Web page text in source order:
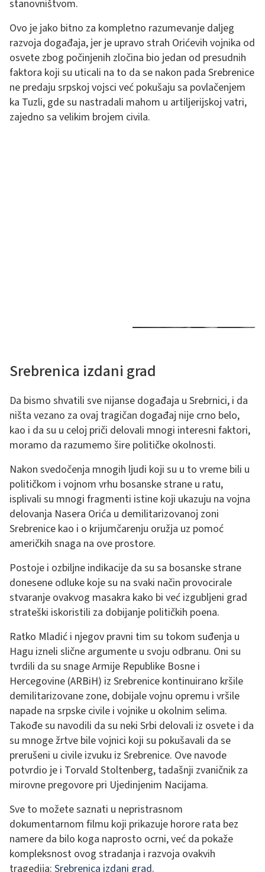
stanovništvom.
Ovo je jako bitno za kompletno razumevanje daljeg
razvoja događaja, jer je upravo strah Orićevih vojnika od
osvete zbog počinjenih zločina bio jedan od presudnih
faktora koji su uticali na to da se nakon pada Srebrenice
ne predaju srpskoj vojsci već pokušaju sa povlačenjem
ka Tuzli, gde su nastradali mahom u artiljerijskoj vatri,
zajedno sa velikim brojem civila.
Srebrenica izdani grad
Da bismo shvatili sve nijanse događaja u Srebrnici, i da
ništa vezano za ovaj tragičan događaj nije crno belo,
kao i da su u celoj priči delovali mnogi interesni faktori,
moramo da razumemo šire političke okolnosti.
Nakon svedočenja mnogih ljudi koji su u to vreme bili u
političkom i vojnom vrhu bosanske strane u ratu,
isplivali su mnogi fragmenti istine koji ukazuju na vojna
delovanja Nasera Orića u demilitarizovanoj zoni
Srebrenice kao i o krijumčarenju oružja uz pomoć
američkih snaga na ove prostore.
Postoje i ozbiljne indikacije da su sa bosanske strane
donesene odluke koje su na svaki način provocirale
stvaranje ovakvog masakra kako bi već izgubljeni grad
strateški iskoristili za dobijanje političkih poena.
Ratko Mladić i njegov pravni tim su tokom suđenja u
Hagu izneli slične argumente u svoju odbranu. Oni su
tvrdili da su snage Armije Republike Bosne i
Hercegovine (ARBiH) iz Srebrenice kontinuirano kršile
demilitarizovane zone, dobijale vojnu opremu i vršile
napade na srpske civile i vojnike u okolnim selima.
Takođe su navodili da su neki Srbi delovali iz osvete i da
su mnoge žrtve bile vojnici koji su pokušavali da se
prerušeni u civile izvuku iz Srebrenice. Ove navode
potvrdio je i Torvald Stoltenberg, tadašnji zvaničnik za
mirovne pregovore pri Ujedinjenim Nacijama.
Sve to možete saznati u nepristrasnom
dokumentarnom filmu koji prikazuje horore rata bez
namere da bilo koga naprosto ocrni, već da pokaže
kompleksnost ovog stradanja i razvoja ovakvih
tragedija: Srebrenica izdani grad.